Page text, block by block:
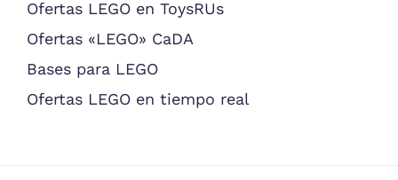
Ofertas LEGO en ToysRUs
Ofertas «LEGO» CaDA
Bases para LEGO
Ofertas LEGO en tiempo real